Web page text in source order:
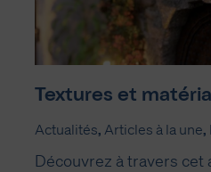
Textures et
Actualités, Articles à la une,
Découvrez à travers